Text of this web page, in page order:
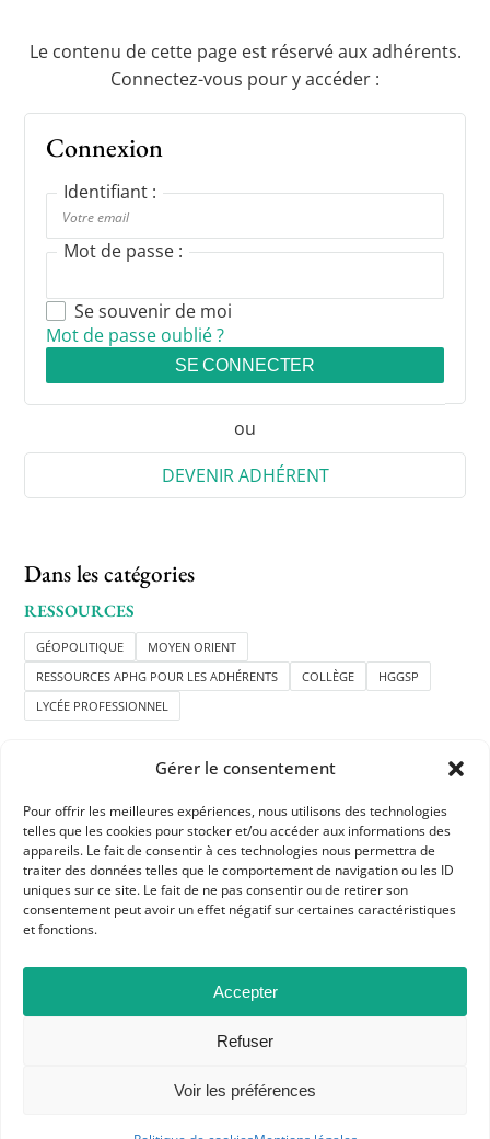
Gérer le consentement
Pour offrir les meilleures expériences, nous utilisons des technologies
telles que les cookies pour stocker et/ou accéder aux informations des
appareils. Le fait de consentir à ces technologies nous permettra de
traiter des données telles que le comportement de navigation ou les ID
uniques sur ce site. Le fait de ne pas consentir ou de retirer son
consentement peut avoir un effet négatif sur certaines caractéristiques
et fonctions.
Accepter
Refuser
Voir les préférences
Le contenu de cette page est réservé aux adhérents.
Connectez-vous pour y accéder :
Connexion
Identifiant :
Mot de passe :
Se souvenir de moi
Mot de passe oublié ?
SE CONNECTER
ou
DEVENIR ADHÉRENT
Dans les catégories
RESSOURCES
GÉOPOLITIQUE
MOYEN ORIENT
RESSOURCES APHG POUR LES ADHÉRENTS
COLLÈGE
HGGSP
LYCÉE PROFESSIONNEL
APHG
Association des professeurs d'histoire et géographie
+ 33 0(1) 42 33 62 37
BP 6541 – 75065 Paris Cedex 02